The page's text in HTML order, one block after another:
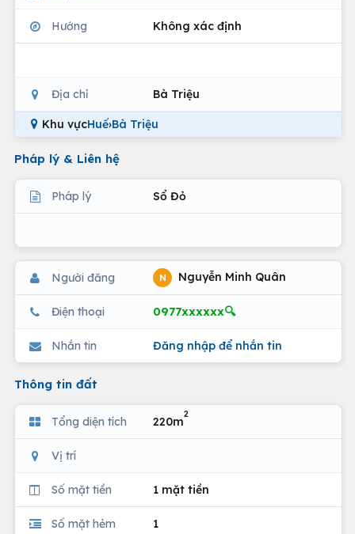
Hướng Không xác định
Địa chỉ Bà Triệu
Khu vựcHuế›Bà Triệu
Pháp lý & Liên hệ
Pháp lý Sổ Đỏ
Người đăng N Nguyễn Minh Quân
Điện thoại 0977xxxxxx🔍
Nhắn tin Đăng nhập để nhắn tin
Thông tin đất
Tổng diện tích 220m
2
Vị trí
Số mặt tiền 1 mặt tiền
Số mặt hẻm 1